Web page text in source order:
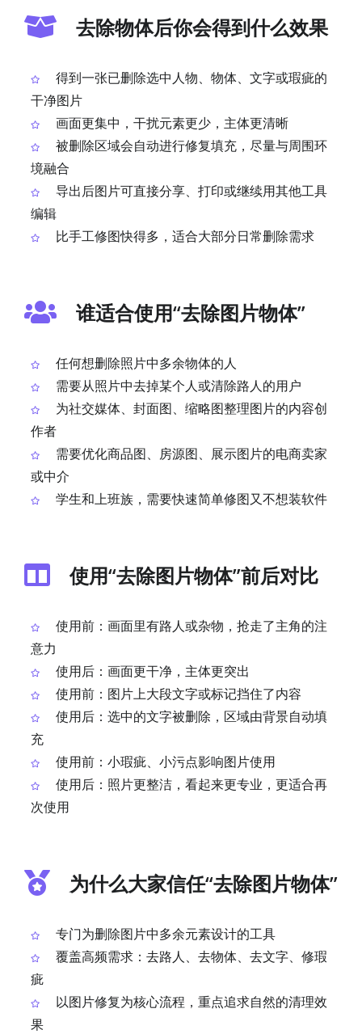
去除物体后你会得到什么效果
得到一张已删除选中人物、物体、文字或瑕疵的
干净图片
画面更集中，干扰元素更少，主体更清晰
被删除区域会自动进行修复填充，尽量与周围环
境融合
导出后图片可直接分享、打印或继续用其他工具
编辑
比手工修图快得多，适合大部分日常删除需求
谁适合使用“去除图片物体”
任何想删除照片中多余物体的人
需要从照片中去掉某个人或清除路人的用户
为社交媒体、封面图、缩略图整理图片的内容创
作者
需要优化商品图、房源图、展示图片的电商卖家
或中介
学生和上班族，需要快速简单修图又不想装软件
使用“去除图片物体”前后对比
使用前：画面里有路人或杂物，抢走了主角的注
意力
使用后：画面更干净，主体更突出
使用前：图片上大段文字或标记挡住了内容
使用后：选中的文字被删除，区域由背景自动填
充
使用前：小瑕疵、小污点影响图片使用
使用后：照片更整洁，看起来更专业，更适合再
次使用
为什么大家信任“去除图片物体”
专门为删除图片中多余元素设计的工具
覆盖高频需求：去路人、去物体、去文字、修瑕
疵
以图片修复为核心流程，重点追求自然的清理效
果